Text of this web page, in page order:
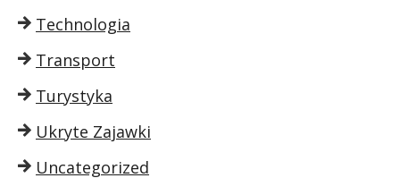
Technologia
Transport
Turystyka
Ukryte Zajawki
Uncategorized